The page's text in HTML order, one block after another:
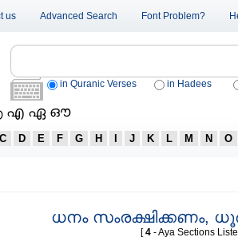
us Advanced Search Font Problem?
in Quranic Verses in Hadees
എ ഏ ഔ
C D E F G H J K L M N O
ധനം സംരക്ഷിക്കണം,
[4- Aya Sections